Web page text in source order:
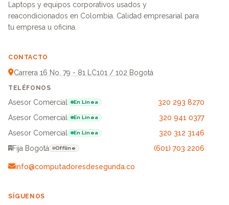
Laptops y equipos corporativos usados y
reacondicionados en Colombia. Calidad empresarial para
tu empresa u oficina.
CONTACTO
Carrera 16 No. 79 - 81 LC101 / 102 Bogotá
TELÉFONOS
Asesor Comercial En Línea
320 293 8270
Asesor Comercial
En Línea
320 941 0377
Asesor Comercial
En Línea
320 312 3146
Fija Bogotá
Offline (601) 703 2206
info@computadoresdesegunda.co
SÍGUENOS